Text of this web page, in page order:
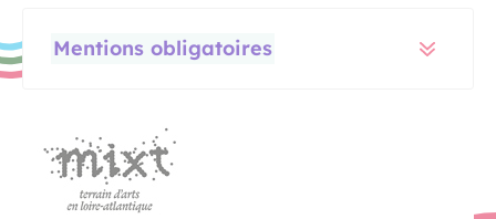
Mentions obligatoires